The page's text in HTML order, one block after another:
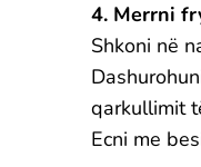
4. Merrni
Shkoni në
qarkullimit
Ecni me